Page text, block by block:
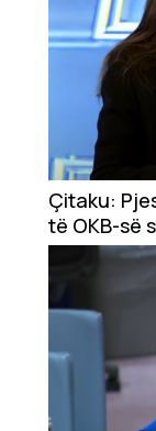
Çitaku:
të OKB-së
prodhon